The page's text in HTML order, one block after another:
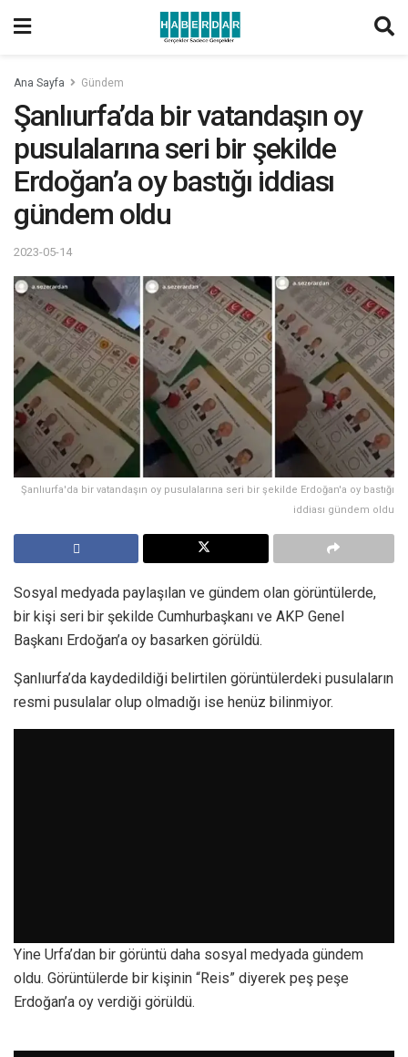
Ana Sayfa Gündem
Şanlıurfa’da bir vatandaşın oy
pusulalarına seri bir şekilde
Erdoğan’a oy bastığı iddiası
gündem oldu
2023-05-14
Şanlıurfa'da bir vatandaşın oy pusulalarına seri bir şekilde Erdoğan'a oy bastığı
iddiası gündem oldu
Sosyal medyada paylaşılan ve gündem olan görüntülerde,
bir kişi seri bir şekilde Cumhurbaşkanı ve AKP Genel
Başkanı Erdoğan’a oy basarken görüldü.
Şanlıurfa’da kaydedildiği belirtilen görüntülerdeki pusulaların
resmi pusulalar olup olmadığı ise henüz bilinmiyor.
Yine Urfa’dan bir görüntü daha sosyal medyada gündem
oldu. Görüntülerde bir kişinin “Reis” diyerek peş peşe
Erdoğan’a oy verdiği görüldü.